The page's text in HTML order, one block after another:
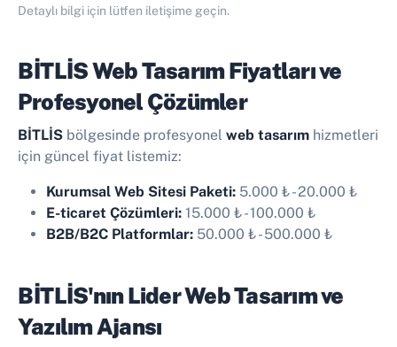
Detaylı bilgi için lütfen iletişime geçin.
BİTLİS Web Tasarım Fiyatları ve
Profesyonel Çözümler
BİTLİS bölgesinde profesyonel web tasarım hizmetleri
için güncel fiyat listemiz:
Kurumsal Web Sitesi Paketi: 5.000 ₺-20.000 ₺
E-ticaret Çözümleri: 15.000 ₺-100.000 ₺
B2B/B2C Platformlar: 50.000 ₺-500.000 ₺
BİTLİS'nın Lider Web Tasarım ve
Yazılım Ajansı